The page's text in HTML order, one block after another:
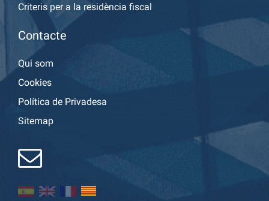
Criteris per a la residència fiscal
Contacte
Qui som
Cookies
Política de Privadesa
Sitemap